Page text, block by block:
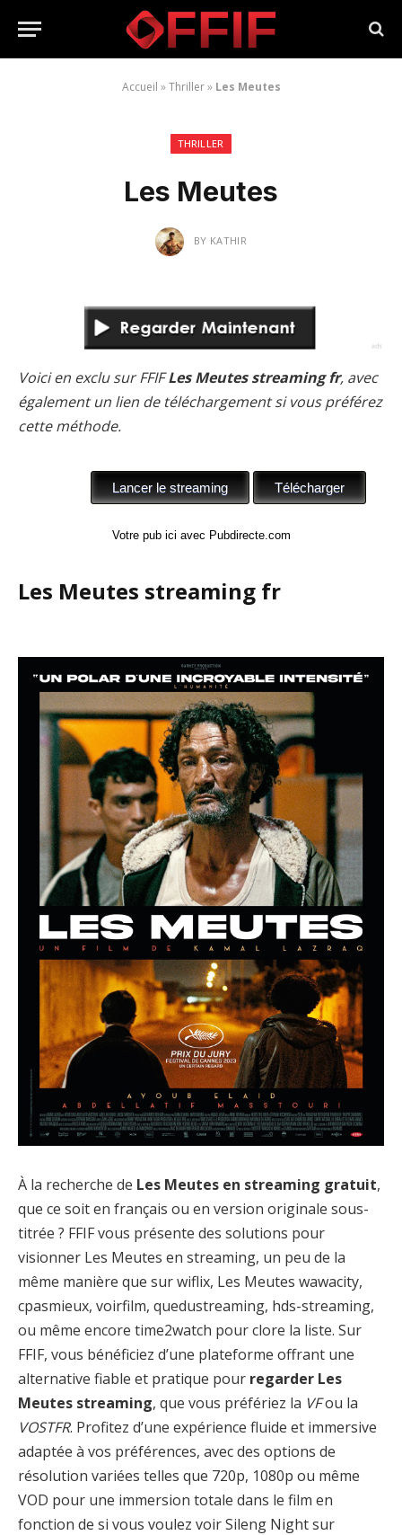
Accueil »Thriller» Les Meutes
THRILLER
Les Meutes
BY KATHIR
Voici en exclu sur FFIFLes Meutes streaming fr, avec
également un lien de téléchargement si vous préférez
cette méthode.
Votre pub ici avec Pubdirecte.com
Les Meutes streaming fr
À la recherche de Les Meutes en streaming gratuit,
que ce soit en français ou en version originale sous-
titrée ? FFIF vous présente des solutions pour
visionner Les Meutes en streaming, un peu de la
même manière que sur wiflix, Les Meutes wawacity,
cpasmieux, voirfilm, quedustreaming, hds-streaming,
ou même encore time2watch pour clore la liste. Sur
FFIF, vous bénéficiez d’une plateforme offrant une
alternative fiable et pratique pour regarder Les
Meutes streaming, que vous préfériez la VFou la
VOSTFR. Profitez d’une expérience fluide et immersive
adaptée à vos préférences, avec des options de
résolution variées telles que 720p, 1080p ou même
VOD pour une immersion totale dans le film en
fonction de si vous voulez voir Sileng Night sur